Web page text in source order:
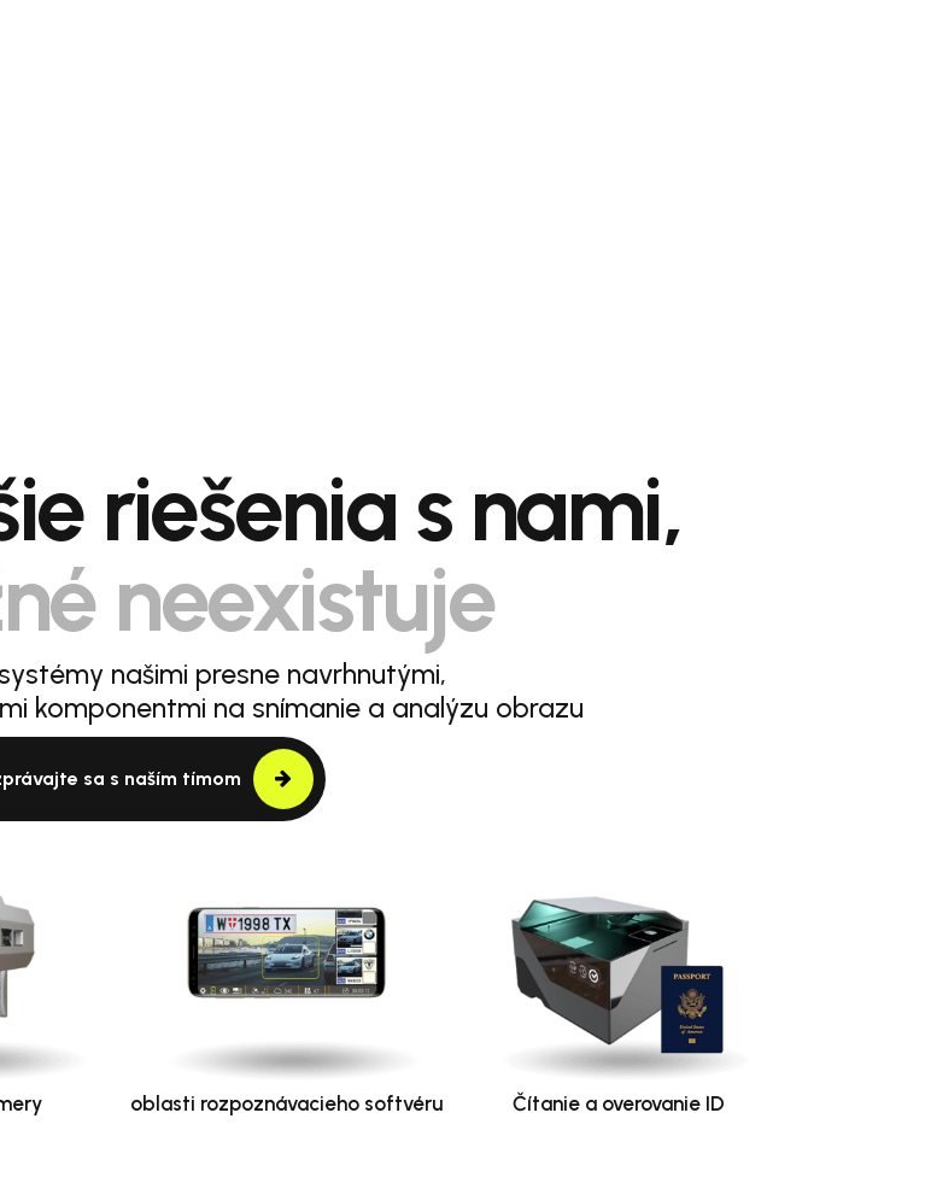
riešenia s nami,
neexistuje
našimi presne navrhnutými,
komponentmi na snímanie a analýzu obrazu
sa s naším tímom
oblasti rozpoznávacieho softvéru Čítanie a overovanie ID